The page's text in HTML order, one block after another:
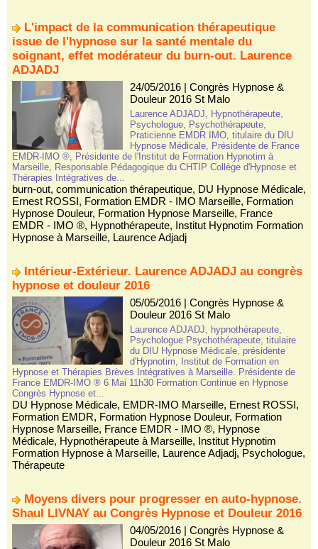
L'impact de la communication thérapeutique
issue de l'hypnose sur la santé mentale du
soignant, effet modérateur du burn-out. Laurence
ADJADJ
24/05/2016| Congrès Hypnose &
Douleur 2016 St Malo
Laurence ADJADJ, Hypnothérapeute,
Psychologue, Psychothérapeute,
Praticienne EMDR IMO, titulaire du DIU
Hypnose Médicale, Présidente de France
EMDR-IMO ®, Présidente de l'Institut de Formation Hypnotim à
Marseille, Responsable Pédagogique du CHTIP Collège d'Hypnose et
Thérapies Intégratives de...
burn-out, communication thérapeutique, DU Hypnose Médicale,
Ernest ROSSI, Formation EMDR - IMO Marseille, Formation
Hypnose Douleur, Formation Hypnose Marseille, France
EMDR - IMO ®, Hypnothérapeute, Institut Hypnotim Formation
Hypnose à Marseille, Laurence Adjadj
Intérieur-Extérieur. Laurence ADJADJ au congrès
hypnose et douleur 2016
05/05/2016| Congrès Hypnose &
Douleur 2016 St Malo
Laurence ADJADJ, hypnothérapeute,
Psychologue Psychothérapeute, titulaire
du DIU Hypnose Médicale, présidente
d'Hypnotim, Institut de Formation en
Hypnose et Thérapies Brèves Intégratives à Marseille. Présidente de
France EMDR-IMO ® 6 Mai 11h30 Formation Continue en Hypnose
Congrès Hypnose et...
DU Hypnose Médicale, EMDR-IMO Marseille, Ernest ROSSI,
Formation EMDR, Formation Hypnose Douleur, Formation
Hypnose Marseille, France EMDR - IMO ®, Hypnose
Médicale, Hypnothérapeute à Marseille, Institut Hypnotim
Formation Hypnose à Marseille, Laurence Adjadj, Psychologue,
Thérapeute
Moyens divers pour progresser en auto-hypnose.
Shaul LIVNAY au Congrès Hypnose et Douleur 2016
04/05/2016| Congrès Hypnose &
Douleur 2016 St Malo